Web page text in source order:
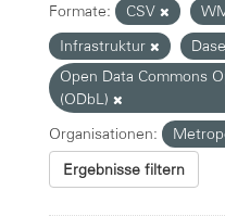
Formate: CSV
Infrastruktur
Open Data Commons
(ODbL)
Organisationen:
Ergebnisse filtern